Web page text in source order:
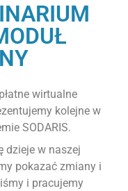
wirtualne
kolejne w
SODARIS.
dzieje w naszej
pokazać zmiany i
i pracujemy